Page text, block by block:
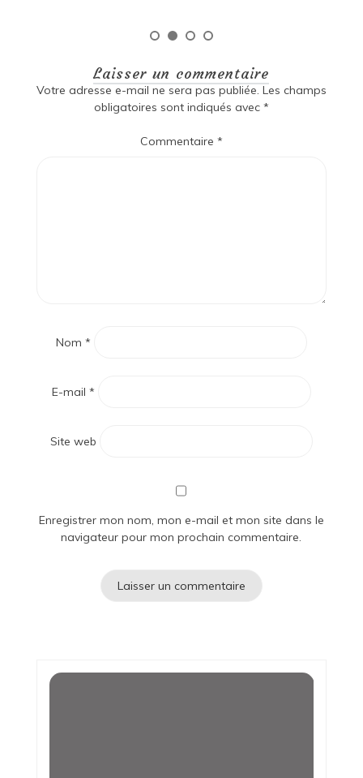
Laisser un commentaire
Votre adresse e-mail ne sera pas publiée. Les champs
obligatoires sont indiqués avec *
Commentaire *
Nom *
E-mail *
Site web
Enregistrer mon nom, mon e-mail et mon site dans le
navigateur pour mon prochain commentaire.